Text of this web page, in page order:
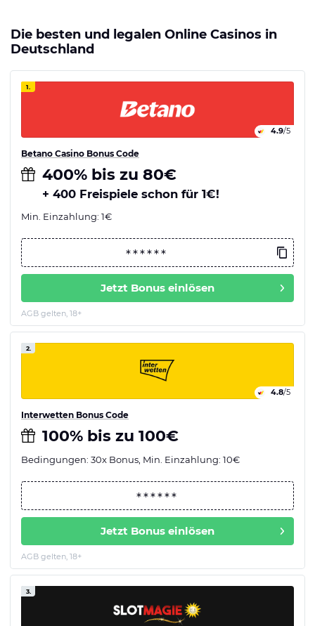
Die besten und legalen Online Casinos in
Deutschland
1.
4.9/5
Betano Casino Bonus Code
400% bis zu 80€
+ 400 Freispiele schon für 1€!
Min. Einzahlung: 1€
Jetzt Bonus einlösen
AGB gelten, 18+
2.
4.8/5
Interwetten Bonus Code
100% bis zu 100€
Bedingungen: 30x Bonus, Min. Einzahlung: 10€
Jetzt Bonus einlösen
AGB gelten, 18+
3.